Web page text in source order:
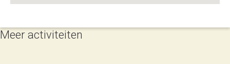
Meer activiteiten